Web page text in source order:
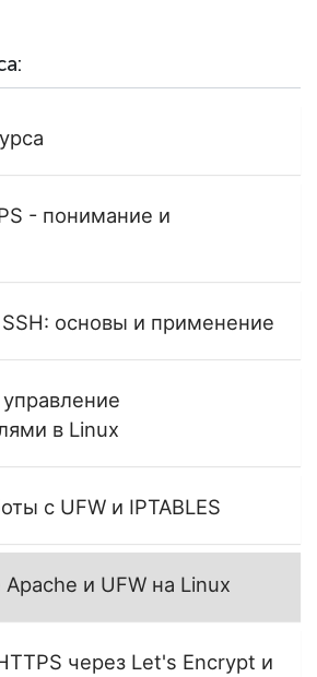
- понимание и
основы и применение
в Linux
с UFW и IPTABLES
и UFW на Linux
через Let's Encrypt и